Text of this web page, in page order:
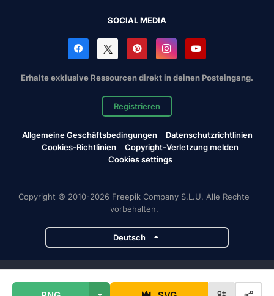
SOCIAL MEDIA
Erhalte exklusive Ressourcen direkt in deinen Posteingang.
Registrieren
Allgemeine Geschäftsbedingungen
Datenschutzrichtlinien
Cookies-Richtlinien
Copyright-Verletzung melden
Cookies settings
Copyright © 2010-2026 Freepik Company S.L.U. Alle Rechte
vorbehalten.
Deutsch